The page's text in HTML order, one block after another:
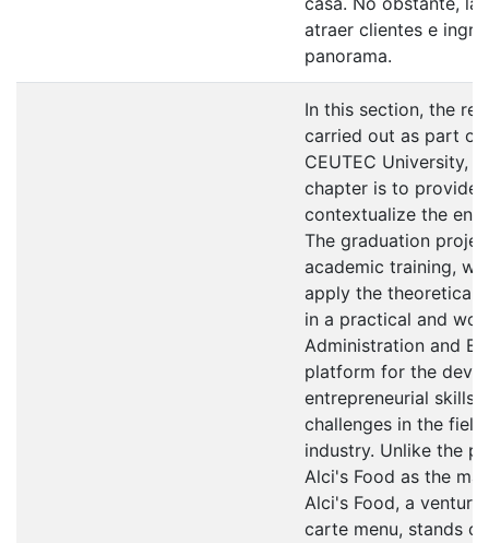
atraer clientes e
panorama.
In this section, the
carried out as part of
CEUTEC University,
chapter is to provide
contextualize the
The graduation
academic training,
apply the theoretical
in a practical and
Administration and
platform for the
entrepreneurial skills
challenges in the
industry. Unlike the
Alci's Food as the
Alci's Food, a
carte menu, stands